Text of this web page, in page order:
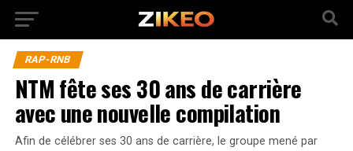
RAP-RNB
NTM fête ses 30 ans de carrière
avec une nouvelle compilation
Afin de célébrer ses 30 ans de carrière, le groupe mené par